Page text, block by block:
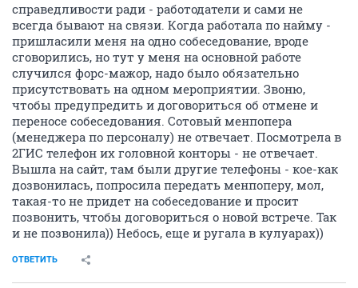
справедливости ради - работодатели и сами не
всегда бывают на связи. Когда работала по найму -
пришласили меня на одно собеседование, вроде
сговорились, но тут у меня на основной работе
случился форс-мажор, надо было обязательно
присутствовать на одном мероприятии. Звоню,
чтобы предупредить и договориться об отмене и
переносе собеседования. Сотовый менпопера
(менеджера по персоналу) не отвечает. Посмотрела в
2ГИС телефон их головной конторы - не отвечает.
Вышла на сайт, там были другие телефоны - кое-как
дозвонилась, попросила передать менпоперу, мол,
такая-то не придет на собеседование и просит
позвонить, чтобы договориться о новой встрече. Так
и не позвонила)) Небось, еще и ругала в кулуарах))
ОТВЕТИТЬ